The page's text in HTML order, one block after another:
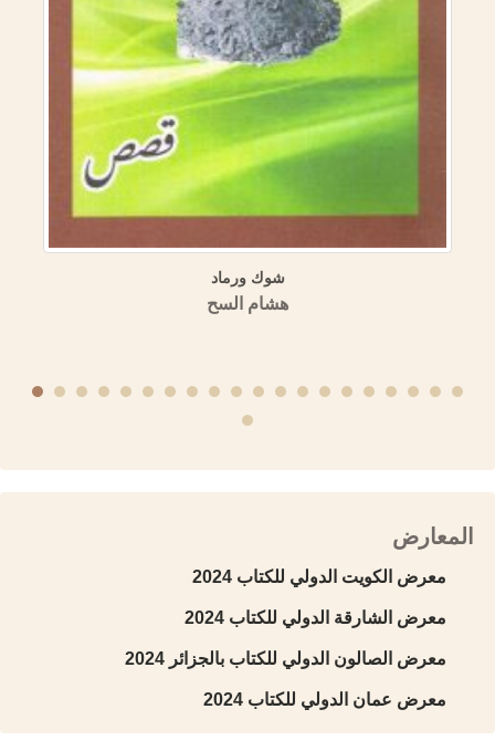
شوك ورماد
هشام السح
المعارض
معرض الكويت الدولي للكتاب 2024
معرض الشارقة الدولي للكتاب 2024
معرض الصالون الدولي للكتاب بالجزائر 2024
معرض عمان الدولي للكتاب 2024